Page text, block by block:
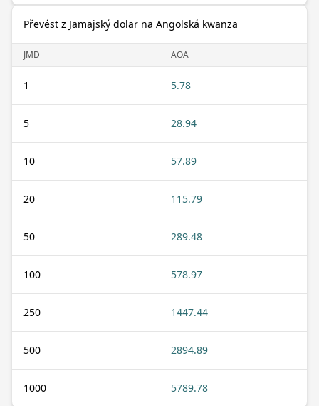
Převést z Jamajský dolar na Angolská kwanza
JMD AOA
1 5.78
5 28.94
10 57.89
20 115.79
50 289.48
100 578.97
250 1447.44
500 2894.89
1000 5789.78